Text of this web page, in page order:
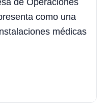
de Operaciones
como una
médicas